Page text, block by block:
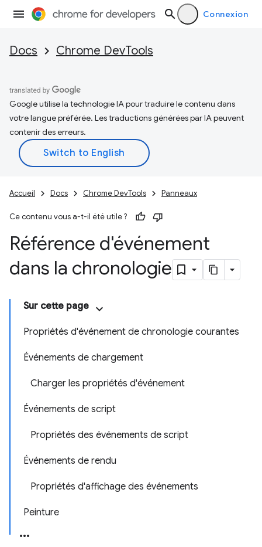
Connexion
Docs Chrome DevTools
Google utilise la technologie IA pour traduire le contenu dans
votre langue préférée. Les traductions générées par IA peuvent
contenir des erreurs.
Accueil Docs Chrome DevTools Panneaux
Ce contenu vous a-t-il été utile ?
Référence d'événement
dans la chronologie
Sur cette page
Propriétés d'événement de chronologie courantes
Événements de chargement
Charger les propriétés d'événement
Événements de script
Propriétés des événements de script
Événements de rendu
Propriétés d'affichage des événements
Peinture